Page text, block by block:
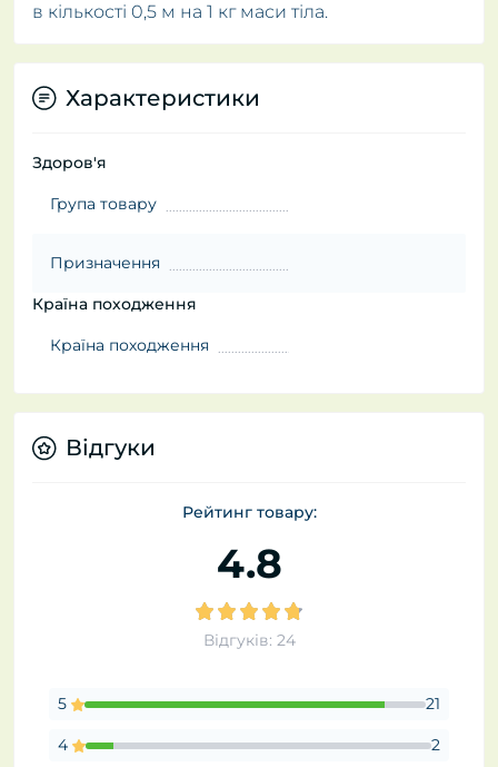
в кількості 0,5 м на 1 кг маси тіла.
Характеристики
Здоров'я
Група товару
Призначення
Країна походження
Країна походження
Відгуки
Рейтинг товару:
4.8
Відгуків: 24
5 21
4 2